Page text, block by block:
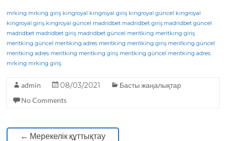
c
e
b
o
o
k
it
te
r
e
g
ra
a
ts
A
p
mrking mrking giriş kingroyal kingroyal giriş kingroyal güncel kingroyal
kingroyal giriş kingroyal güncel madridbet madridbet giriş madridbet güncel
madridbet madridbet giriş madridbet güncel meritking meritking giriş
meritking güncel meritking adres meritking meritking giriş meritking güncel
meritking adres meritking meritking giriş meritking güncel meritking adres
mrking mrking giriş
admin 08/03/2021
Басты жаңалықтар
No Comments
← Мерекелік құттықтау